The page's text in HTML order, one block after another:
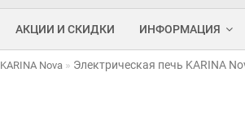
АКЦИИ И СКИДКИ ИНФОРМАЦИЯ
KARINA Nova Электрическая печь KARINA